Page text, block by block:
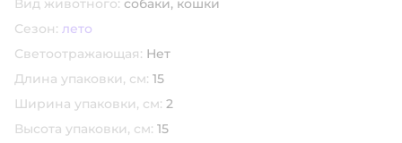
Вид животного: собаки, кошки
Сезон: лето
Светоотражающая: Нет
Длина упаковки, см: 15
Ширина упаковки, см: 2
Высота упаковки, см: 15